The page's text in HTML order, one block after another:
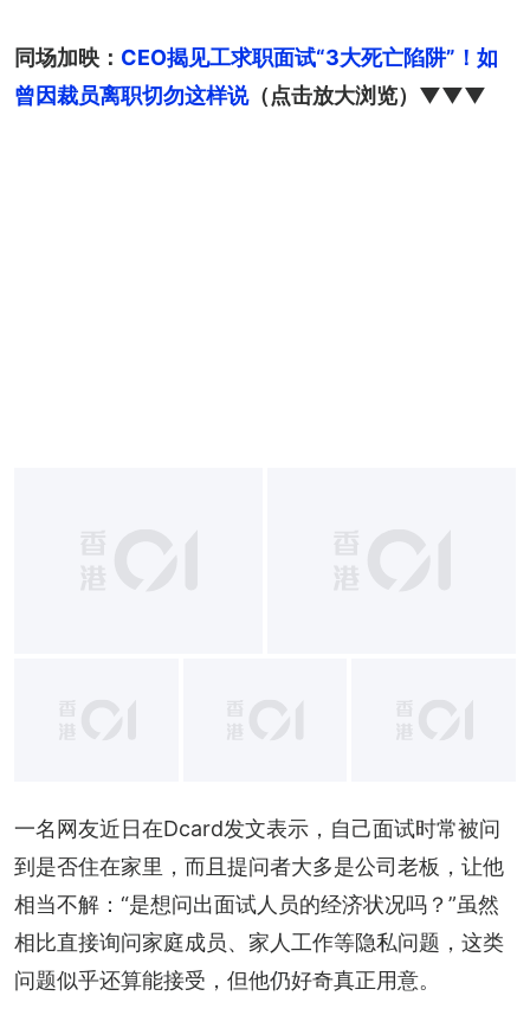
同场加映： CEO揭见工求职面试“3大死亡陷阱”！如
曾因裁员离职切勿这样说（点击放大浏览）▼▼▼
+13
一名网友近日在Dcard发文表示，自己面试时常被问
到是否住在家里，而且提问者大多是公司老板，让他
相当不解：“是想问出面试人员的经济状况吗？”虽然
相比直接询问家庭成员、家人工作等隐私问题，这类
问题似乎还算能接受，但他仍好奇真正用意。